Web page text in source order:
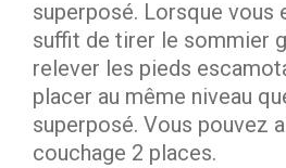
superposé. Lorsque vous
suffit de tirer le sommier
relever les pieds
placer au même niveau
superposé. Vous pouvez
couchage 2 places.